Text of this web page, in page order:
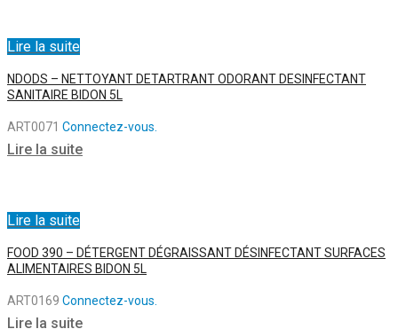
Lire la suite
NDODS – NETTOYANT DETARTRANT ODORANT DESINFECTANT
SANITAIRE BIDON 5L
ART0071 Connectez-vous.
Lire la suite
Lire la suite
FOOD 390 – DÉTERGENT DÉGRAISSANT DÉSINFECTANT SURFACES
ALIMENTAIRES BIDON 5L
ART0169 Connectez-vous.
Lire la suite